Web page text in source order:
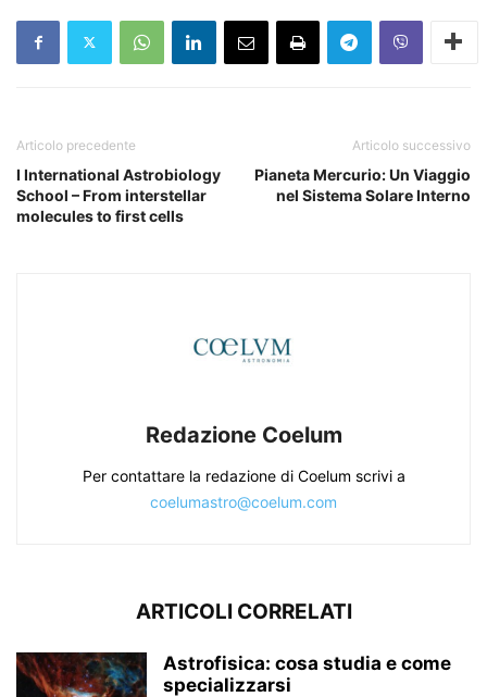
Articolo precedente
I International Astrobiology
School – From interstellar
molecules to first cells
Articolo successivo
Pianeta Mercurio: Un Viaggio
nel Sistema Solare Interno
Redazione Coelum
Per contattare la redazione di Coelum scrivi a
coelumastro@coelum.com
ARTICOLI CORRELATI
Astrofisica: cosa studia e come
specializzarsi